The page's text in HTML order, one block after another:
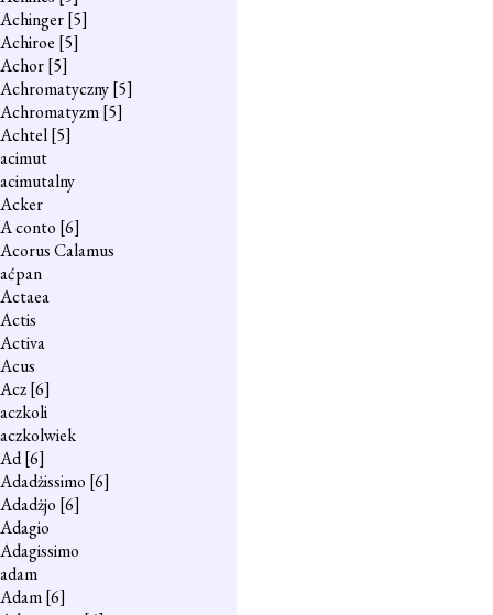
Achinger[5]
Achiroe [5]
Achor[5]
Achromatyczny[5]
Achromatyzm[5]
Achtel[5]
acimut
acimutalny
Acker
A conto [6]
Acorus Calamus
aćpan
Actaea
Actis
Activa
Acus
Acz[6]
aczkoli
aczkolwiek
Ad[6]
Adadżissimo [6]
Adadżjo [6]
Adagio
Adagissimo
adam
Adam[6]